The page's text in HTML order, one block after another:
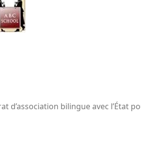
d’association bilingue avec l’État